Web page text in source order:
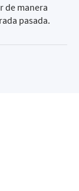
de manera
pasada.